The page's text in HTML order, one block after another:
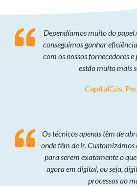
Dependíamos muito do
conseguimos ganhar
com os nossos fornecedores
estão muito mais
CapitalGás,
Os técnicos apenas têm de
onde têm de ir.
para serem exatamente o
agora em digital, ou seja,
processos ao